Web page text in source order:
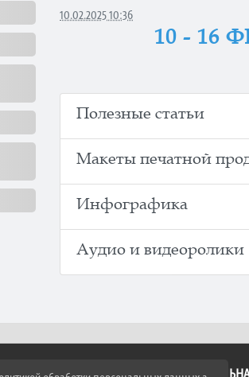
10.02.2025 10:36
10 - 16
Полезные статьи
Макеты печатной
Инфографика
Аудио и видеоролики